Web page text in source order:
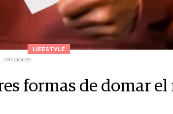
LIFESTYLE
relaciones
formas de domar el